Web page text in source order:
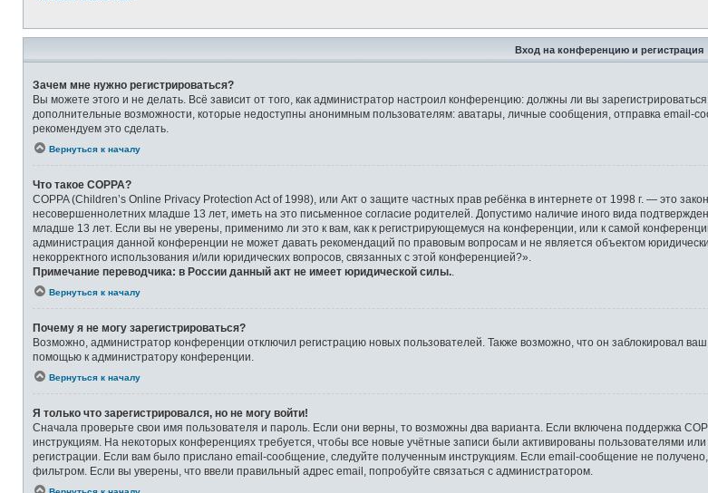
Вход на конференцию и регистрация
Зачем мне нужно регистрироваться?
Вы можете этого и не делать. Всё зависит от того, как администратор настроил конференцию: должны ли вы
дополнительные возможности, которые недоступны анонимным пользователям: аватары, личные сообщения, отправка email-
рекомендуем это сделать.
Вернуться к началу
Что такое COPPA?
COPPA (Children’s Online Privacy Protection Act of 1998), или Акт о защите частных прав ребёнка в интернете от 1998 г. — это
несовершеннолетних младше 13 лет, иметь на это письменное согласие родителей. Допустимо наличие иного вида
младше 13 лет. Если вы не уверены, применимо ли это к вам, как к регистрирующемуся на конференции, или к самой
администрация данной конференции не может давать рекомендаций по правовым вопросам и не является объектом
некорректного использования и/или юридических вопросов, связанных с этой конференцией?».
Примечание переводчика: в России данный акт не имеет юридической силы.
Вернуться к началу
Почему я не могу зарегистрироваться?
Возможно, администратор конференции отключил регистрацию новых пользователей. Также возможно, что он заблокировал
помощью к администратору конференции.
Вернуться к началу
Я только что зарегистрировался, но не могу войти!
Сначала проверьте свои имя пользователя и пароль. Если они верны, то возможны два варианта. Если включена поддержка
инструкциям. На некоторых конференциях требуется, чтобы все новые учётные записи были активированы пользователями
регистрации. Если вам было прислано email-сообщение, следуйте полученным инструкциям. Если email-сообщение не
фильтром. Если вы уверены, что ввели правильный адрес email, попробуйте связаться с администратором.